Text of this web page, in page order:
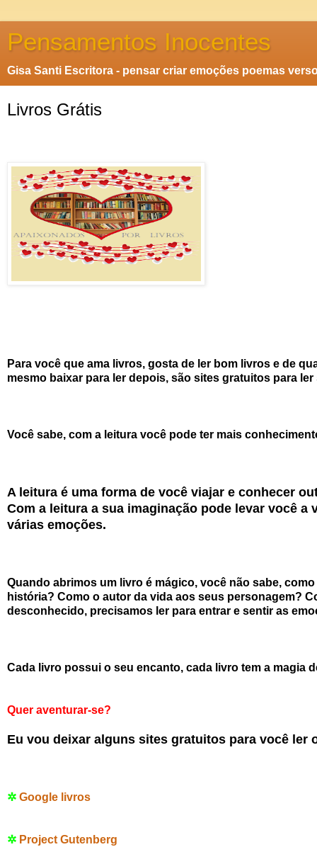
Pensamentos Inocentes
Gisa Santi Escritora - pensar criar emoções poemas
Livros Grátis
Para você que ama livros, gosta de ler bom livros e de
mesmo baixar para ler depois, são sites gratuitos para
Você sabe, com a leitura você pode ter mais
A leitura é uma forma de você viajar e conhecer
Com a leitura a sua imaginação pode levar você
várias emoções.
Quando abrimos um livro é mágico, você não sabe,
história? Como o autor da vida aos seus personagem?
desconhecido, precisamos ler para entrar e sentir as
Cada livro possui o seu encanto, cada livro tem a magia
Quer aventurar-se?
Eu vou deixar alguns sites gratuitos para você ler
✲ Google livros
✲ Project Gutenberg